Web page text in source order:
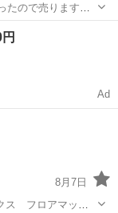
ので売ります！
あります！ コレを
なります！ 貼る
リア
Ad
8月7日